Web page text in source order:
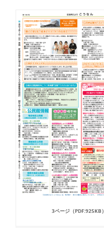
3ページ（PDF:925KB）